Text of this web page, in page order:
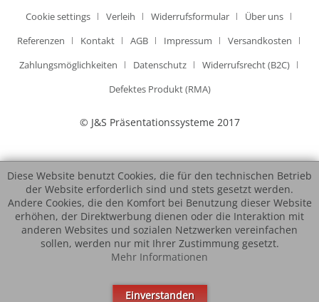
Cookie settings Verleih Widerrufsformular
Über uns
Referenzen
Kontakt AGB Impressum
Versandkosten
Zahlungsmöglichkeiten
Datenschutz
Widerrufsrecht (B2C)
Defektes Produkt (RMA)
© J&S Präsentationssysteme 2017
Diese Website benutzt Cookies, die für den technischen Betrieb
der Website erforderlich sind und stets gesetzt werden.
Andere Cookies, die den Komfort bei Benutzung dieser Website
erhöhen, der Direktwerbung dienen oder die Interaktion mit
anderen Websites und sozialen Netzwerken vereinfachen
sollen, werden nur mit Ihrer Zustimmung gesetzt.
Mehr Informationen
Einverstanden